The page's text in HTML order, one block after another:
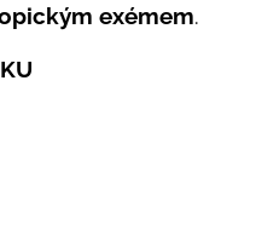
exémem.